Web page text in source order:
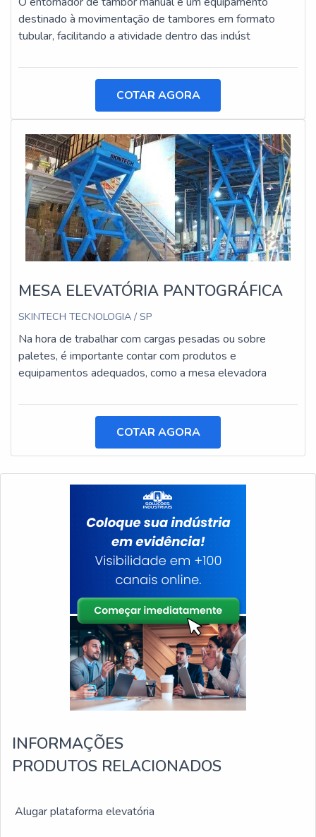
destinado à movimentação de tambores em formato
tubular, facilitando a atividade dentro das indúst
COTAR AGORA
MESA ELEVATÓRIA PANTOGRÁFICA
SKINTECH TECNOLOGIA / SP
Na hora de trabalhar com cargas pesadas ou sobre
paletes, é importante contar com produtos e
equipamentos adequados, como a mesa elevadora
COTAR AGORA
INFORMAÇÕES
PRODUTOS RELACIONADOS
Alugar plataforma elevatória